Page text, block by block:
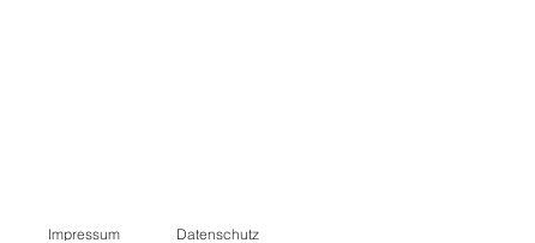
Impressum Datenschutz